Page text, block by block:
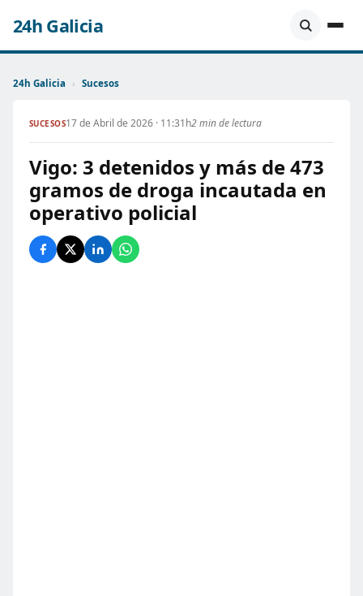
24h Galicia
24h Galicia › Sucesos
SUCESOS17 de Abril de 2026 · 11:31h2 min de lectura
Vigo: 3 detenidos y más de 473
gramos de droga incautada en
operativo policial